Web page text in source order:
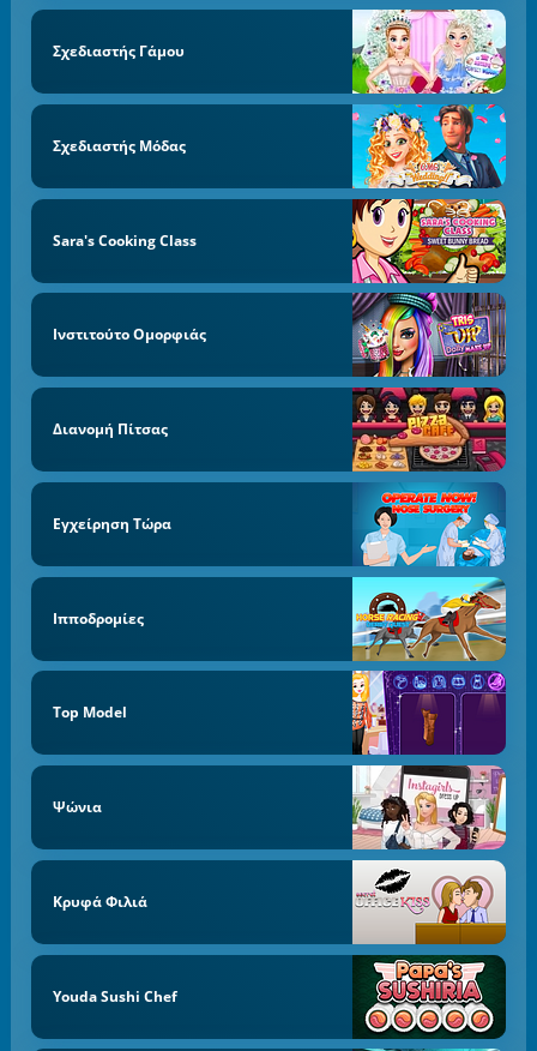
Σχεδιαστής Γάμου
Σχεδιαστής Μόδας
Sara's Cooking Class
Ινστιτούτο Ομορφιάς
Διανομή Πίτσας
Εγχείρηση Τώρα
Ιπποδρομίες
Top Model
Ψώνια
Κρυφά Φιλιά
Youda Sushi Chef